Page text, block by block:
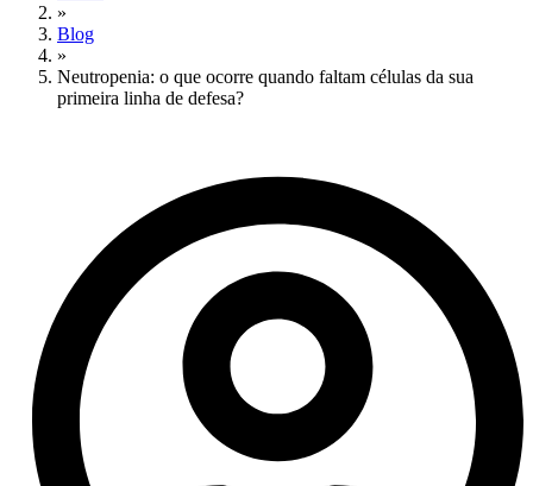
»
Blog
»
Neutropenia: o que ocorre quando faltam células da sua
primeira linha de defesa?